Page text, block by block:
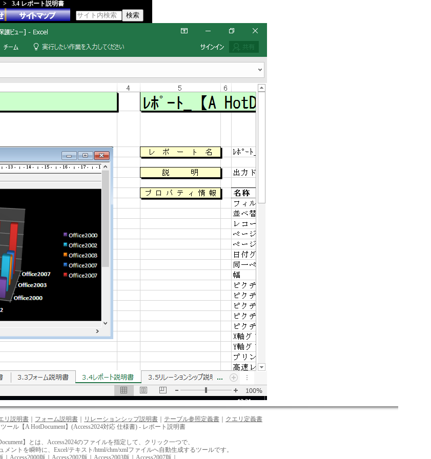
> 3.4 レポート説明書
リ説明書 フォーム説明書 リレーションシップ説明書 テーブル参照定義書
クエリ定義書
ール【A HotDocument】(Access2024対応 仕様書) - レポート説明書
】とは、Access2024のファイルを指定して、クリック一つで、
ントを瞬時に、Excel/テキスト/html/chm/xmlファイルへ自動生成するツールです。
Access2000版 Access2002版 Access2003版 Access2007版